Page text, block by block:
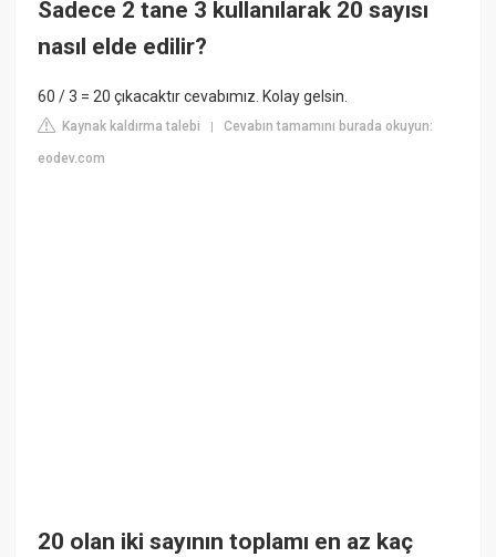
Sadece 2 tane 3 kullanılarak 20 sayısı
nasıl elde edilir?
60 / 3 = 20 çıkacaktır cevabımız. Kolay gelsin.
Kaynak kaldırma talebi |Cevabın tamamını burada okuyun:
eodev.com
20 olan iki sayının toplamı en az kaç